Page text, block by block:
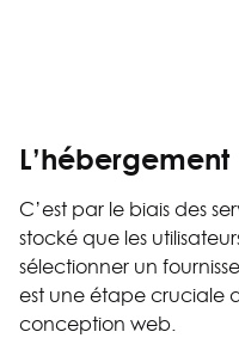
L’hébergement
C’est par le biais des
stocké que les
sélectionner un
est une étape cruciale
conception web.